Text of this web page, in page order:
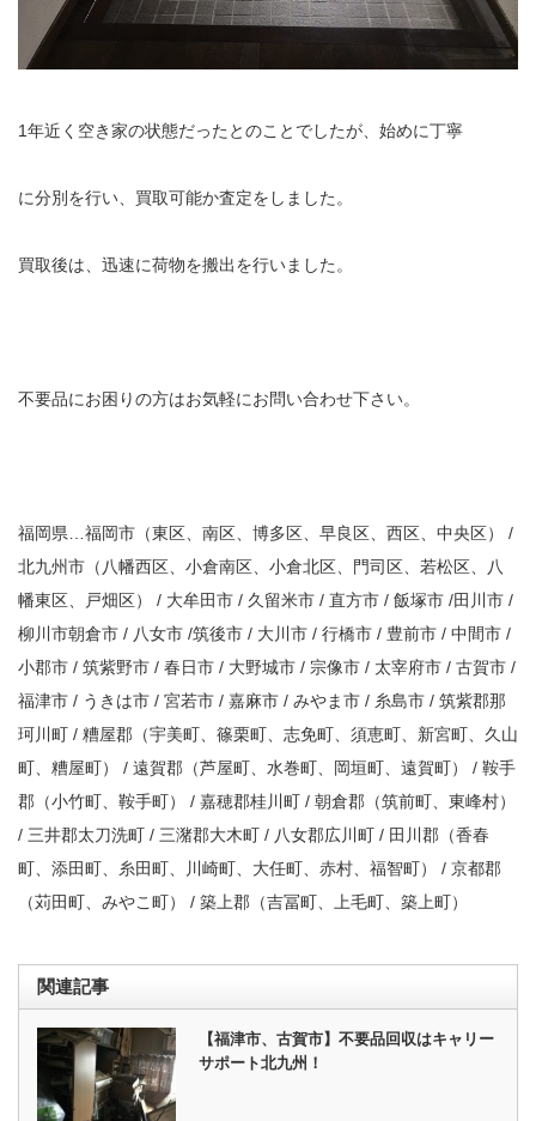
1年近く空き家の状態だったとのことでしたが、始めに丁寧
に分別を行い、買取可能か査定をしました。
買取後は、迅速に荷物を搬出を行いました。
不要品にお困りの方はお気軽にお問い合わせ下さい。
福岡県…福岡市（東区、南区、博多区、早良区、西区、中央区） /
北九州市（八幡西区、小倉南区、小倉北区、門司区、若松区、八
幡東区、戸畑区） / 大牟田市 / 久留米市 / 直方市 / 飯塚市 /田川市 /
柳川市朝倉市 / 八女市 /筑後市 / 大川市 / 行橋市 / 豊前市 / 中間市 /
小郡市 / 筑紫野市 / 春日市 / 大野城市 / 宗像市 / 太宰府市 / 古賀市 /
福津市 / うきは市 / 宮若市 / 嘉麻市 / みやま市 / 糸島市 / 筑紫郡那
珂川町 / 糟屋郡（宇美町、篠栗町、志免町、須恵町、新宮町、久山
町、糟屋町） / 遠賀郡（芦屋町、水巻町、岡垣町、遠賀町） / 鞍手
郡（小竹町、鞍手町） / 嘉穂郡桂川町 / 朝倉郡（筑前町、東峰村）
/ 三井郡太刀洗町 / 三潴郡大木町 / 八女郡広川町 / 田川郡（香春
町、添田町、糸田町、川崎町、大任町、赤村、福智町） / 京都郡
（苅田町、みやこ町） / 築上郡（吉冨町、上毛町、築上町）
関連記事
【福津市、古賀市】不要品回収はキャリー
サポート北九州！